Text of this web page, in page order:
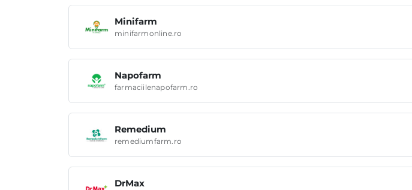
Minifarm
minifarmonline.ro
Napofarm
farmaciilenapofarm.ro
Remedium
remediumfarm.ro
DrMax